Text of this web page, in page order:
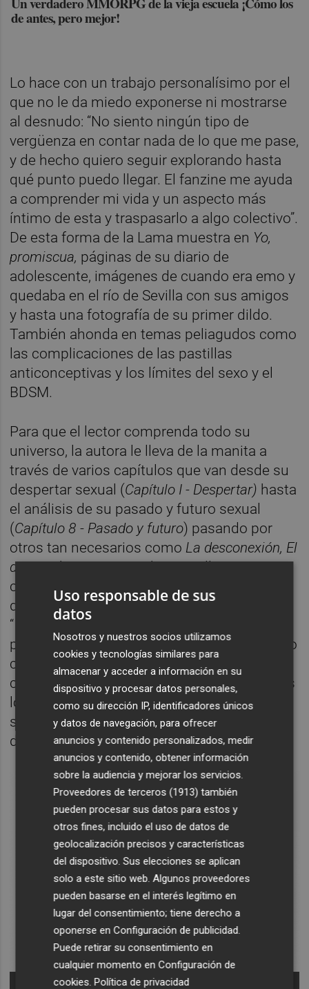
de antes, pero mejor!
Lo hace con un trabajo personalísimo por el
que no le da miedo exponerse ni mostrarse
al desnudo: “No siento ningún tipo de
vergüenza en contar nada de lo que me pase,
y de hecho quiero seguir explorando hasta
qué punto puedo llegar. El fanzine me ayuda
a comprender mi vida y un aspecto más
íntimo de esta y traspasarlo a algo colectivo”.
De esta forma de la Lama muestra en Yo,
promiscua, páginas de su diario de
adolescente, imágenes de cuando era emo y
quedaba en el río de Sevilla con sus amigos
y hasta una fotografía de su primer dildo.
También ahonda en temas peliagudos como
las complicaciones de las pastillas
anticonceptivas y los límites del sexo y el
BDSM.
Para que el lector comprenda todo su
universo, la autora le lleva de la manita a
través de varios capítulos que van desde su
despertar sexual (Capítulo I - Despertar) hasta
el análisis de su pasado y futuro sexual
(Capítulo 8 - Pasado y futuro) pasando por
otros tan necesarios como La desconexión, El
deseoy hasta una noche con ella enEl club,
con un capítulo que emula a la noche
dibujando en blanco sobre un fondo negro.
“Intenté pensar en cómo dividir mis ideas
por bloques y explicar mi historia con el sexo
con todos los recursos fanzineos que
conozco. Las imágenes, los collages y todos
los dibujos que explican mi historia me
sirven para hacer mi relato más cercano”,
destaca la autora.
Uso responsable de sus
datos
Nosotros y nuestros socios utilizamos
cookies y tecnologías similares para
almacenar y acceder a información en su
dispositivo y procesar datos personales,
como su dirección IP, identificadores únicos
y datos de navegación, para ofrecer
anuncios y contenido personalizados, medir
anuncios y contenido, obtener información
sobre la audiencia y mejorar los servicios.
Proveedores de terceros (1913) también
pueden procesar sus datos para estos y
otros fines, incluido el uso de datos de
geolocalización precisos y características
del dispositivo. Sus elecciones se aplican
solo a este sitio web. Algunos proveedores
pueden basarse en el interés legítimo en
lugar del consentimiento; tiene derecho a
oponerse enConfiguración de publicidad
Puede retirar su consentimiento en
cualquier momento enConfiguración de
cookies .Política de privacidad